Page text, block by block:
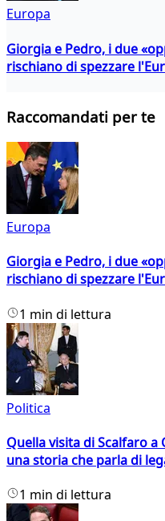
Europa
Giorgia e Pedro, i due
rischiano di spezzare
Raccomandati per te
Europa
Giorgia e Pedro, i due
rischiano di spezzare
1 min di lettura
Politica
Quella visita di Scalfaro
una storia che parla di
1 min di lettura